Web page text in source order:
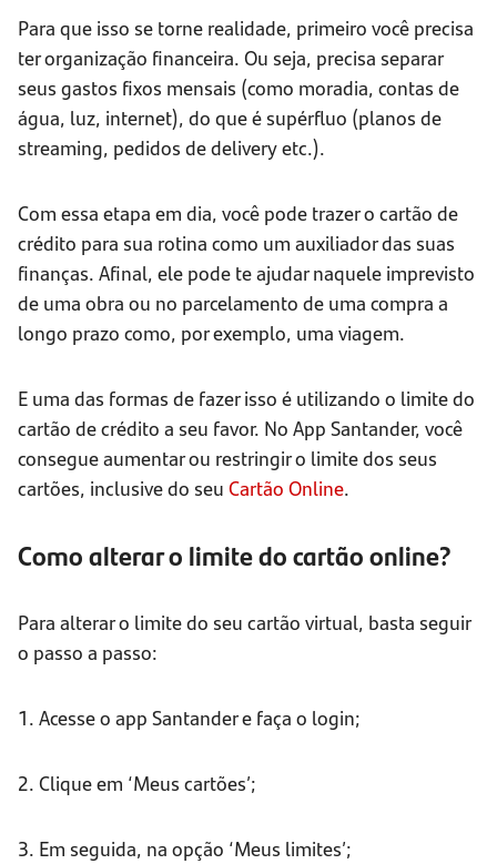
Para que isso se torne realidade, primeiro você precisa
ter organização financeira. Ou seja, precisa separar
seus gastos fixos mensais (como moradia, contas de
água, luz, internet), do que é supérfluo (planos de
streaming, pedidos de delivery etc.).
Com essa etapa em dia, você pode trazer o cartão de
crédito para sua rotina como um auxiliador das suas
finanças. Afinal, ele pode te ajudar naquele imprevisto
de uma obra ou no parcelamento de uma compra a
longo prazo como, por exemplo, uma viagem.
E uma das formas de fazer isso é utilizando o limite do
cartão de crédito a seu favor. No App Santander, você
consegue aumentar ou restringir o limite dos seus
cartões, inclusive do seu Cartão Online.
Como alterar o limite do cartão online?
Para alterar o limite do seu cartão virtual, basta seguir
o passo a passo:
1. Acesse o app Santander e faça o login;
2. Clique em ‘Meus cartões’;
3. Em seguida, na opção ‘Meus limites’;